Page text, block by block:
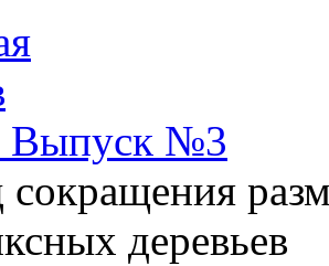
Выпуск №3
деревьев